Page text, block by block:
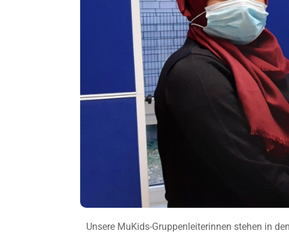
Unsere MuKids-Gruppenleiterinnen stehen in